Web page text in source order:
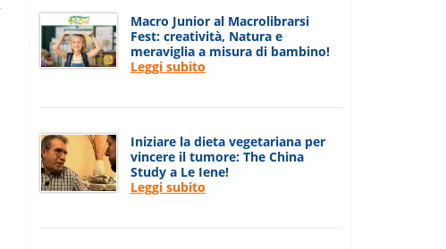
Macro Junior al Macrolibrarsi
Fest: creatività, Natura e
meraviglia a misura di bambino!
Leggi subito
Iniziare la dieta vegetariana per
vincere il tumore: The China
Study a Le Iene!
Leggi subito